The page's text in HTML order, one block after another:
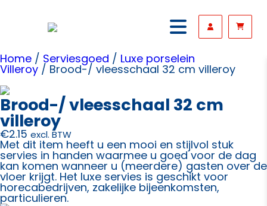
Home / Serviesgoed / Luxe porselein
Villeroy / Brood-/ vleesschaal 32 cm villeroy
Brood-/ vleesschaal 32 cm
villeroy
€2.15 excl. BTW
Met dit item heeft u een mooi en stijlvol stuk
servies in handen waarmee u goed voor de dag
kan komen wanneer u (meerdere) gasten over de
vloer krijgt. Het luxe servies is geschikt voor
horecabedrijven, zakelijke bijeenkomsten,
particulieren.